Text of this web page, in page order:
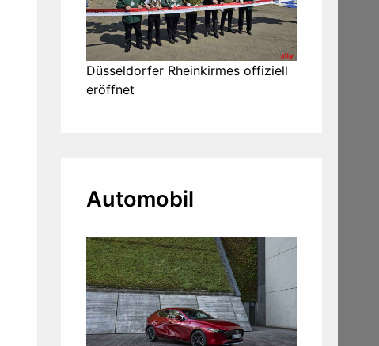
Düsseldorfer Rheinkirmes offiziell
eröffnet
Automobil